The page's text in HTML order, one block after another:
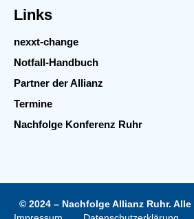
Links
nexxt-change
Notfall-Handbuch
Partner der Allianz
Termine
Nachfolge Konferenz Ruhr
© 2024 – Nachfolge Allianz Ruhr.